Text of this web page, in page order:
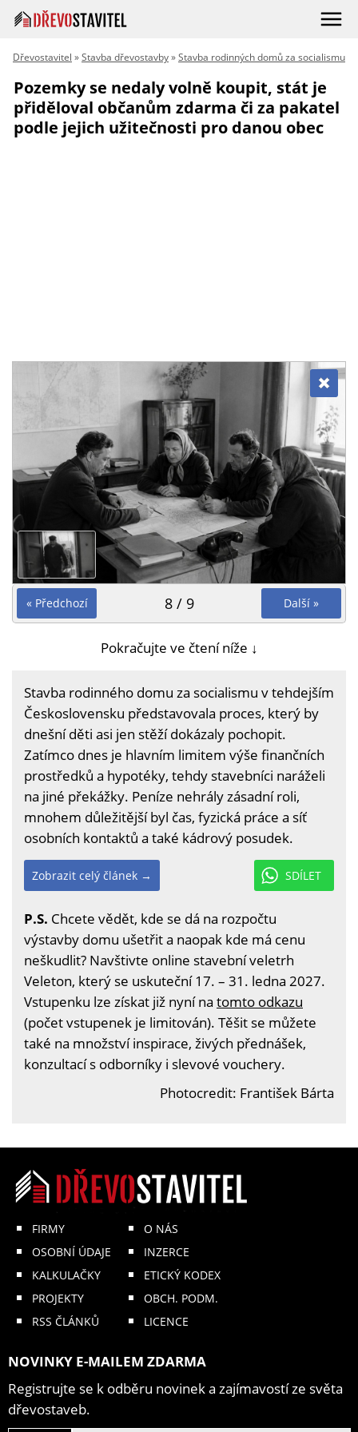
Dřevostavitel »Stavba dřevostavby»Stavba rodinných domů za socialismu
Pozemky se nedaly volně koupit, stát je
přiděloval občanům zdarma či za pakatel
podle jejich užitečnosti pro danou obec
« Předchozí Další »
8 / 9
Pokračujte ve čtení níže ↓
Stavba rodinného domu za socialismu v tehdejším
Československu představovala proces, který by
dnešní děti asi jen stěží dokázaly pochopit.
Zatímco dnes je hlavním limitem výše finančních
prostředků a hypotéky, tehdy stavebníci naráželi
na jiné překážky. Peníze nehrály zásadní roli,
mnohem důležitější byl čas, fyzická práce a síť
osobních kontaktů a také kádrový posudek.
SDÍLET
Zobrazit celý článek →
P.S. Chcete vědět, kde se dá na rozpočtu
výstavby domu ušetřit a naopak kde má cenu
neškudlit? Navštivte online stavební veletrh
Veleton, který se uskuteční 17. – 31. ledna 2027.
Vstupenku lze získat již nyní na tomto odkazu
(počet vstupenek je limitován). Těšit se můžete
také na množství inspirace, živých přednášek,
konzultací s odborníky i slevové vouchery.
Photocredit: František Bárta
FIRMY
OSOBNÍ ÚDAJE
KALKULAČKY
PROJEKTY
RSS ČLÁNKŮ
O NÁS
INZERCE
ETICKÝ KODEX
OBCH. PODM.
LICENCE
NOVINKY E-MAILEM ZDARMA
Registrujte se k odběru novinek a zajímavostí ze světa
dřevostaveb.